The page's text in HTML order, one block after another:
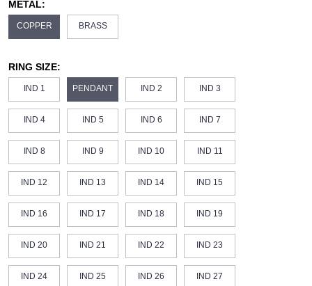
METAL:
COPPER BRASS
RING SIZE:
IND 1 PENDANT IND 2 IND 3
IND 4 IND 5 IND 6 IND 7
IND 8 IND 9 IND 10 IND 11
IND 12 IND 13 IND 14 IND 15
IND 16 IND 17 IND 18 IND 19
IND 20 IND 21 IND 22 IND 23
IND 24 IND 25 IND 26 IND 27